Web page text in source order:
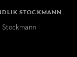
STOCKMANN